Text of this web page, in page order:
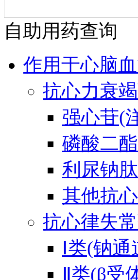
自助用药查询
作用于心脑
抗心力衰
强心苷(
磷酸二
利尿钠
其他抗
抗心律失
Ⅰ类(钠
Ⅱ类(β受